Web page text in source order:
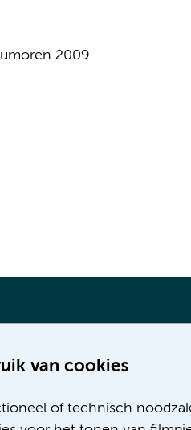
2009
van cookies
of technisch
Werken bij